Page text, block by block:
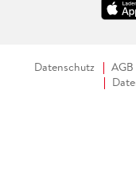
Datenschutz AGB